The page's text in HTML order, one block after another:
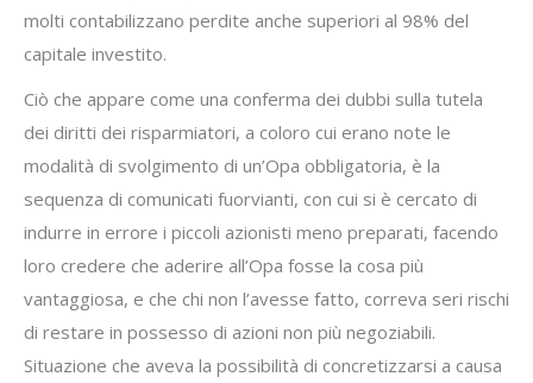
molti contabilizzano perdite anche superiori al 98% del
capitale investito.
Ciò che appare come una conferma dei dubbi sulla tutela
dei diritti dei risparmiatori, a coloro cui erano note le
modalità di svolgimento di un’Opa obbligatoria, è la
sequenza di comunicati fuorvianti, con cui si è cercato di
indurre in errore i piccoli azionisti meno preparati, facendo
loro credere che aderire all’Opa fosse la cosa più
vantaggiosa, e che chi non l’avesse fatto, correva seri rischi
di restare in possesso di azioni non più negoziabili.
Situazione che aveva la possibilità di concretizzarsi a causa